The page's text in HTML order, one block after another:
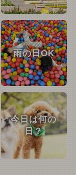
雨の日OK
今日は何の
日？